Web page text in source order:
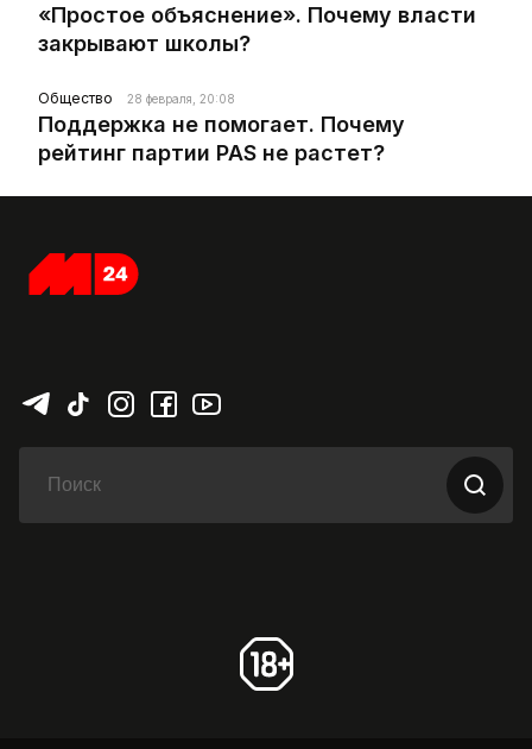
«Простое объяснение». Почему власти
закрывают школы?
Общество 28 февраля, 20:08
Поддержка не помогает. Почему
рейтинг партии PAS не растет?